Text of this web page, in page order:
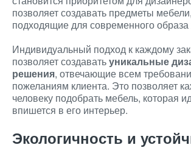
позволяет создавать предметы
подходящие для современного образа
Индивидуальный подход к каждому
позволяет создаватьуникальные
решения, отвечающие всем
пожеланиям клиента. Это позволяет
человеку подобрать мебель, которая
впишется в его интерьер.
Экологичность и